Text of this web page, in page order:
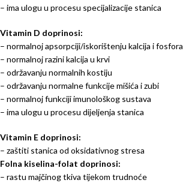
– ima ulogu u procesu specijalizacije stanica
Vitamin D doprinosi:
– normalnoj apsorpciji/iskorištenju kalcija i fosfora
– normalnoj razini kalcija u krvi
– održavanju normalnih kostiju
– održavanju normalne funkcije mišića i zubi
– normalnoj funkciji imunološkog sustava
– ima ulogu u procesu dijeljenja stanica
Vitamin E doprinosi:
– zaštiti stanica od oksidativnog stresa
Folna kiselina-folat doprinosi:
– rastu majčinog tkiva tijekom trudnoće